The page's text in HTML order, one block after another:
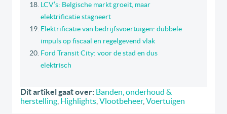
LCV’s: Belgische markt groeit, maar
elektrificatie stagneert
Elektrificatie van bedrijfsvoertuigen: dubbele
impuls op fiscaal en regelgevend vlak
Ford Transit City: voor de stad en dus
elektrisch
Dit artikel gaat over: Banden, onderhoud &
herstelling Highlights Vlootbeheer, Voertuigen